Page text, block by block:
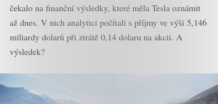
čekalo na finanční výsledky, které měla Tesla oznámit
až dnes. V nich analytici počítali s příjmy ve výši 5,146
miliardy dolarů při ztrátě 0,14 dolaru na akcii. A
výsledek?